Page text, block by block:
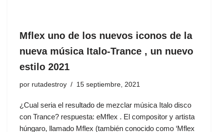
Mflex uno de los nuevos iconos de la
nueva música Italo-Trance , un nuevo
estilo 2021
por rutadestroy 15 septiembre, 2021
¿Cual seria el resultado de mezclar música Italo disco
con Trance? respuesta: eMflex . El compositor y artista
húngaro, llamado Mflex (también conocido como ‘Mflex